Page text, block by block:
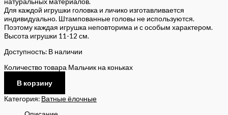
Для каждой игрушки головка и личико изготавливается
индивидуально. Штампованные головы не используются.
Поэтому каждая игрушка неповторима и с особым характером.
Высота игрушки 11-12 см.
Доступность: В наличии
Количество товара Мальчик на коньках
В корзину
Категория: Ватные ёлочные